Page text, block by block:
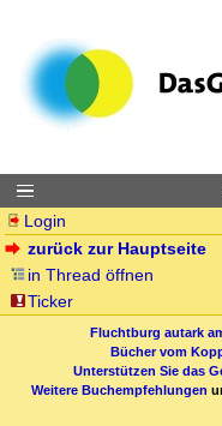
Login
zurück zur Hauptseite
in Thread öffnen
Ticker
Fluchtburg autark
Bücher vom
Unterstützen Sie das
Weitere Buchempfehlungen